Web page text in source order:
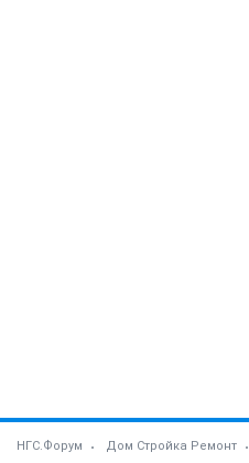
НГС.Форум Дом Стройка Ремонт